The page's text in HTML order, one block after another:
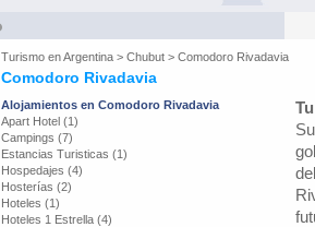
Turismo enArgentina > Chubut > Comodoro Rivadavia
Comodoro Rivadavia
Alojamientos en Comodoro Rivadavia
Apart Hotel (1)
Campings (7)
Estancias Turisticas (1)
Hospedajes (4)
Hosterías (2)
Hoteles (1)
Hoteles 1 Estrella (4)